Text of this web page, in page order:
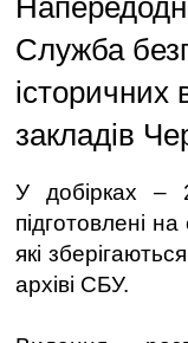
Служба
історичних
закладів
У добірках –
підготовлені
які
архіві СБУ.